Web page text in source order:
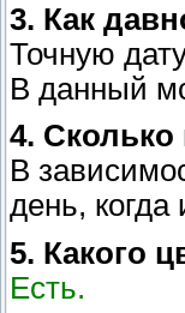
3. Как
Точную
В данный
4.
В
день, когда
5. Какого
Есть.